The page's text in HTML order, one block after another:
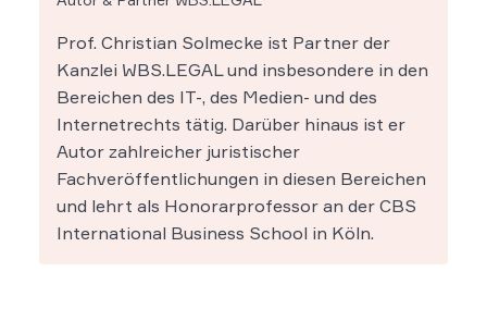
Prof. Christian Solmecke ist Partner der
Kanzlei WBS.LEGAL und insbesondere in den
Bereichen des IT-, des Medien- und des
Internetrechts tätig. Darüber hinaus ist er
Autor zahlreicher juristischer
Fachveröffentlichungen in diesen Bereichen
und lehrt als Honorarprofessor an der CBS
International Business School in Köln.